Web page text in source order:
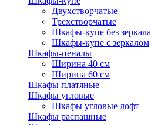
Двухстворчатые
Трехстворчатые
Шкафы-купе без зеркала
Шкафы-купе с зеркалом
Шкафы-пеналы
Ширина 40 см
Ширина 60 см
Шкафы платяные
Шкафы угловые
Шкафы угловые лофт
Шкафы распашные